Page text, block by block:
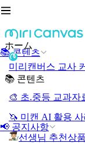
📚 콘텐츠
📢 공지사항
ホーム
미리캔버스 교사
📚 콘텐츠
🎨 초.중등 교과자
🦄 미캔 AI 활용 사
선생님 추천상품